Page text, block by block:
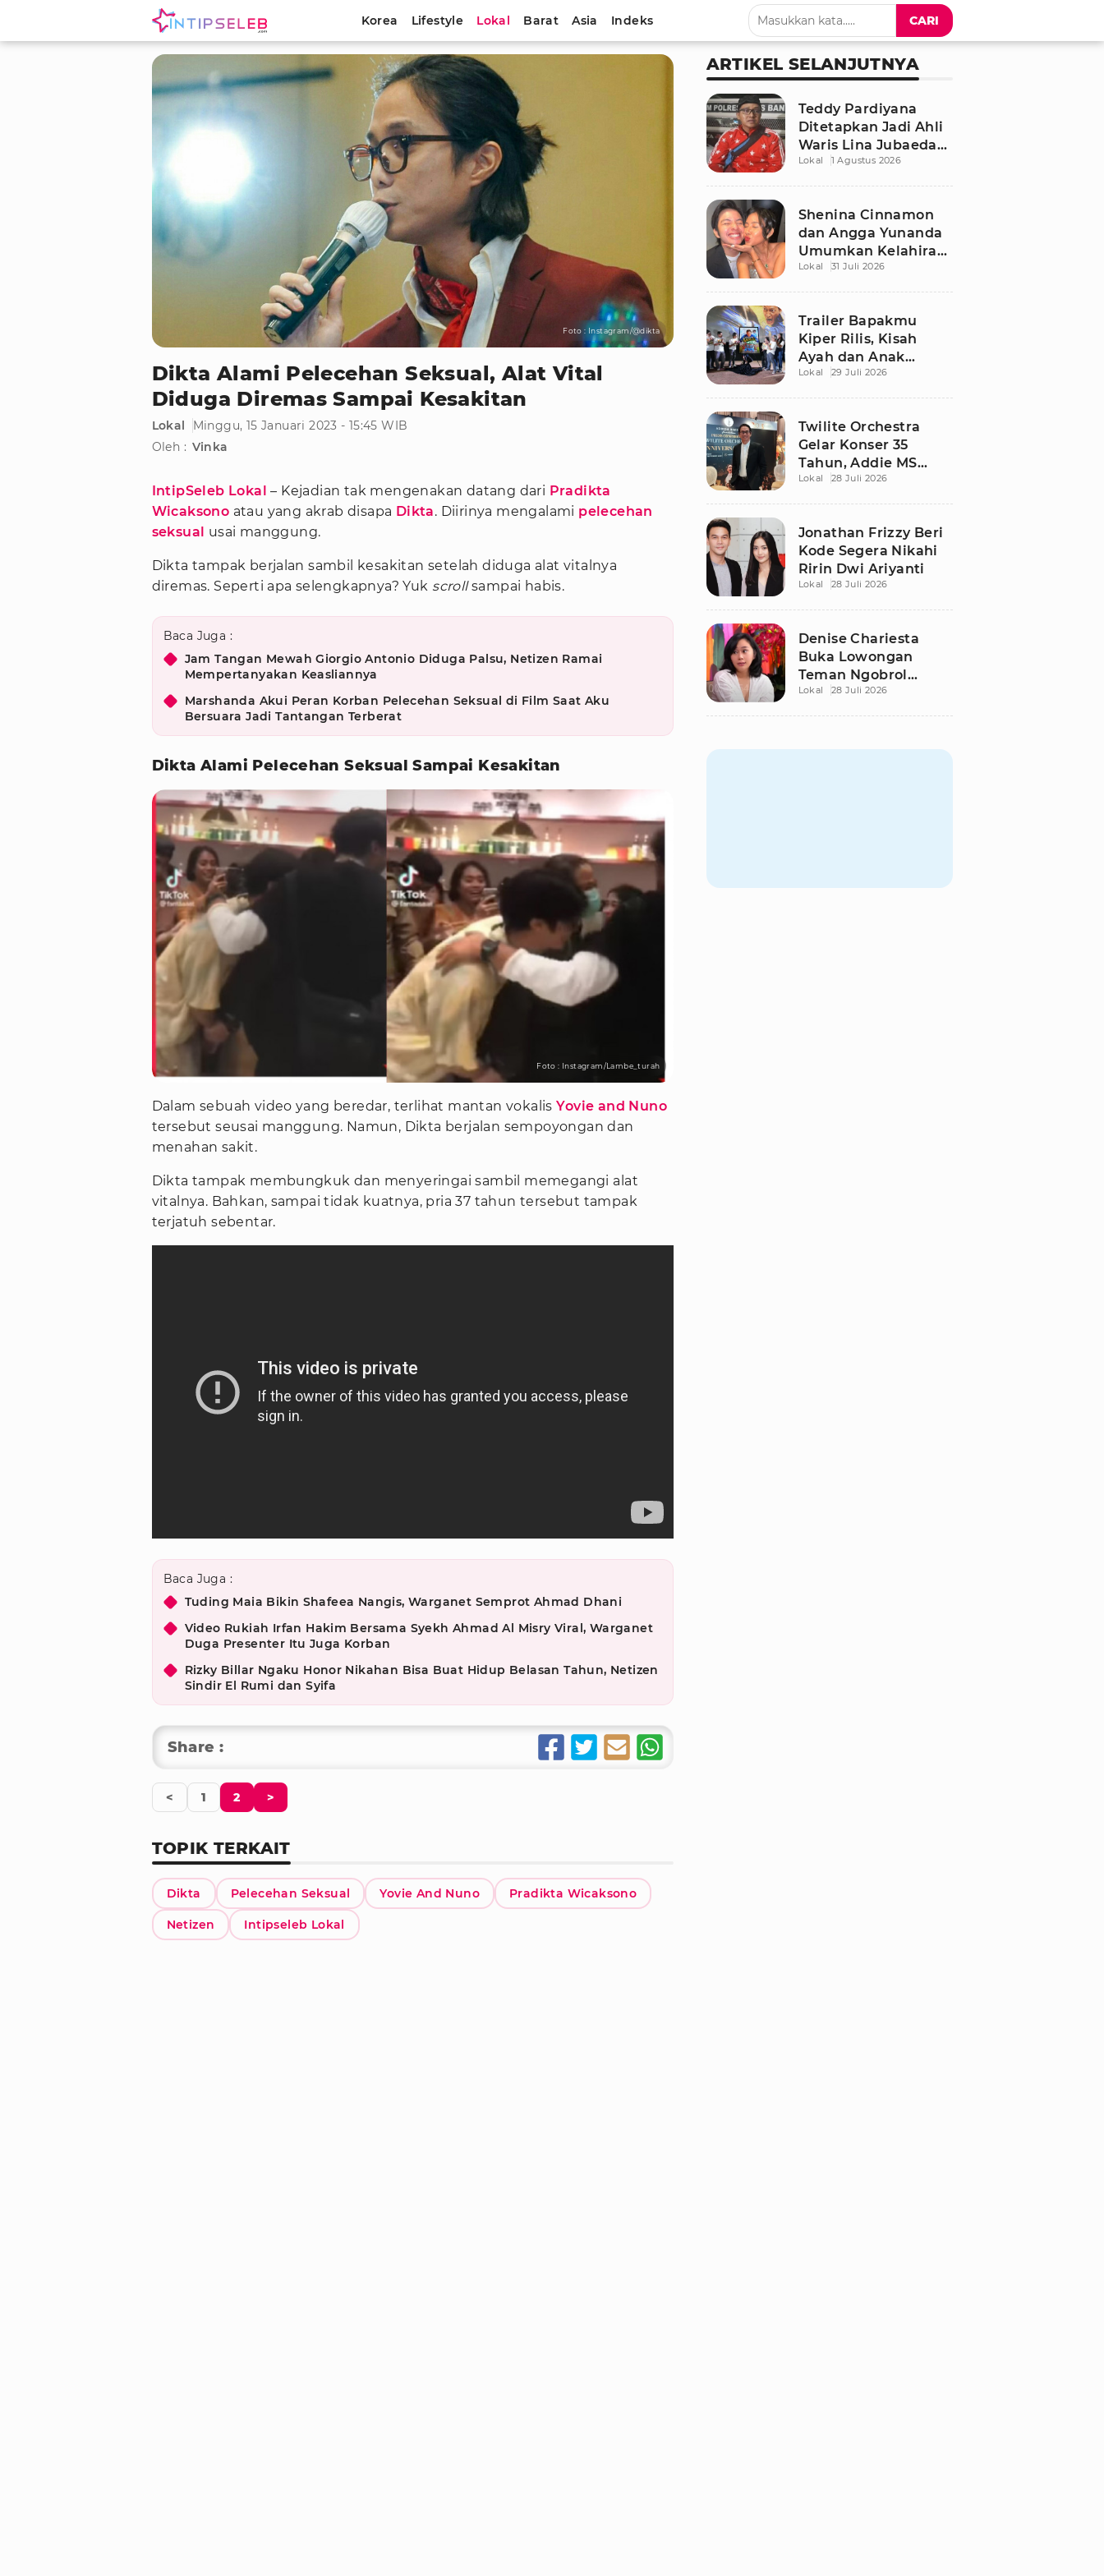
Korea Lifestyle Lokal Barat Asia Indeks CARI
Foto : Instagram/@dikta
Dikta Alami Pelecehan Seksual, Alat Vital
Diduga Diremas Sampai Kesakitan
Lokal
Minggu, 15 Januari 2023 - 15:45 WIB
Oleh : Vinka
IntipSeleb Lokal – Kejadian tak mengenakan datang dari Pradikta
Wicaksono atau yang akrab disapa Dikta. Diirinya mengalami pelecehan
seksual
usai manggung.
Dikta tampak berjalan sambil kesakitan setelah diduga alat vitalnya
diremas. Seperti apa selengkapnya? Yuk scrollsampai habis.
Baca Juga :
Jam Tangan Mewah Giorgio Antonio Diduga Palsu, Netizen Ramai
Mempertanyakan Keasliannya
Marshanda Akui Peran Korban Pelecehan Seksual di Film Saat Aku
Bersuara Jadi Tantangan Terberat
Dikta Alami Pelecehan Seksual Sampai Kesakitan
Foto : Instagram/Lambe_turah
Dalam sebuah video yang beredar, terlihat mantan vokalisYovie and Nuno
tersebut seusai manggung. Namun, Dikta berjalan sempoyongan dan
menahan sakit.
Dikta tampak membungkuk dan menyeringai sambil memegangi alat
vitalnya. Bahkan, sampai tidak kuatnya, pria 37 tahun tersebut tampak
terjatuh sebentar.
Baca Juga :
Tuding Maia Bikin Shafeea Nangis, Warganet Semprot Ahmad Dhani
Video Rukiah Irfan Hakim Bersama Syekh Ahmad Al Misry Viral, Warganet
Duga Presenter Itu Juga Korban
Rizky Billar Ngaku Honor Nikahan Bisa Buat Hidup Belasan Tahun, Netizen
Sindir El Rumi dan Syifa
Share :
< 1 2 >
TOPIK TERKAIT
Dikta Pelecehan Seksual Yovie And Nuno Pradikta Wicaksono
Netizen Intipseleb Lokal
ARTIKEL SELANJUTNYA
Teddy Pardiyana
Ditetapkan Jadi Ahli
Waris Lina Jubaedah,
Begini Respon Sule
Lokal 1 Agustus 2026
Shenina Cinnamon
dan Angga Yunanda
Umumkan Kelahiran
Putra Pertama,
Lokal 31 Juli 2026
Trailer Bapakmu
Kiper Rilis, Kisah
Ayah dan Anak
Berdamai Lewat
Lokal 29 Juli 2026
Twilite Orchestra
Gelar Konser 35
Tahun, Addie MS
Ungkap Kisah Haru
Lokal 28 Juli 2026
Jonathan Frizzy Beri
Kode Segera Nikahi
Ririn Dwi Ariyanti
Lokal 28 Juli 2026
Denise Chariesta
Buka Lowongan
Teman Ngobrol
Bergaji Rp15 Juta, Ini
Lokal 28 Juli 2026